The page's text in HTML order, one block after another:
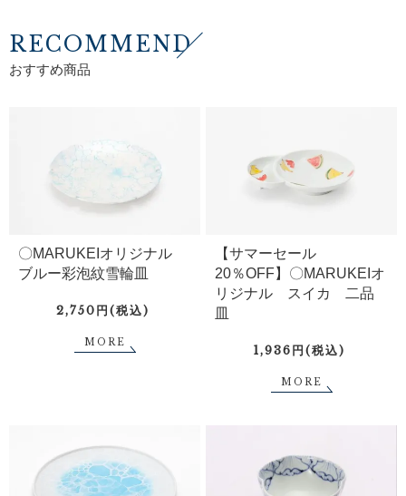
RECOMMEND
おすすめ商品
〇MARUKEIオリジナル
ブルー彩泡紋雪輪皿
2,750円(税込)
MORE
【サマーセール
20％OFF】〇MARUKEIオ
リジナル スイカ 二品
皿
1,936円(税込)
MORE